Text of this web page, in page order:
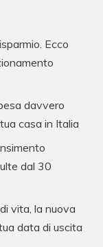
Ecco
davvero
casa in Italia
dal 30
vita, la nuova
data di uscita